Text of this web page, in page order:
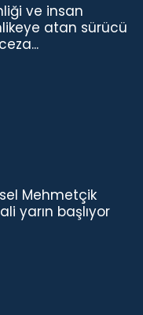
ve insan
atan sürücü
Mehmetçik
yarın başlıyor